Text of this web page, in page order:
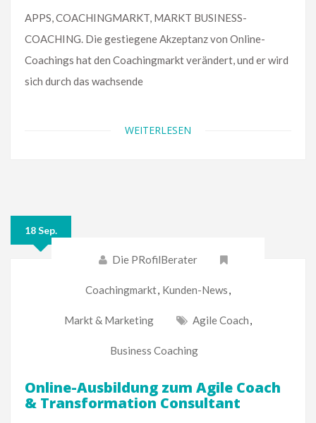
APPS, COACHINGMARKT, MARKT BUSINESS-
COACHING. Die gestiegene Akzeptanz von Online-
Coachings hat den Coachingmarkt verändert, und er wird
sich durch das wachsende
WEITERLESEN
18 Sep.
Die PRofilBerater
Coachingmarkt, Kunden-News,
Markt & Marketing Agile Coach,
Business Coaching
Online-Ausbildung zum Agile Coach
& Transformation Consultant